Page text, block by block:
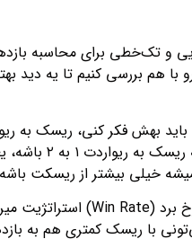
و تک‌خطی برای محاسبه
با هم بررسی کنیم تا یه دید
بهش فکر کنی، ریسک به
خیلی بیشتر از ریسکت